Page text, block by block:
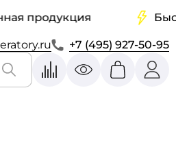
+7 (495) 927-50-95